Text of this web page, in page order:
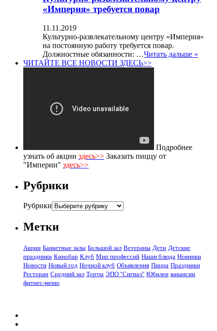
«Империя» требуется повар
11.11.2019
Культурно-развлекательному центру «Империя»
на постоянную работу требуется повар.
Должностные обязанности: …Читать дальше »
ЧИТАЙТЕ ВСЕ НОВОСТИ ЗДЕСЬ>>
Подробнее
узнать об акции здесь>> Заказать пиццу от
"Империи" здесь>>
Рубрики
Рубрики
Метки
Акции Банкетные залы Большой зал Ветераны Дети Детские
праздники Кинобар Клуб Мир профессий Наши блюда Новинки
Новости Новый год Ночной клуб Объявления Пицца Праздники
Ресторан Средний зал Торты ЭПО "Сигнал" Юбилеи вакансии
фитнес-меню